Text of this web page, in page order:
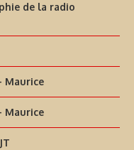
de la radio
Maurice
Maurice